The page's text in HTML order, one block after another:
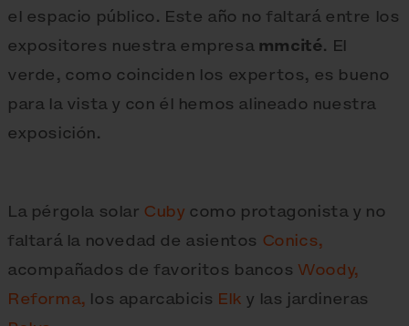
el espacio público. Este año no faltará entre los
expositores nuestra empresa mmcité. El
verde, como coinciden los expertos, es bueno
para la vista y con él hemos alineado nuestra
exposición.
La pérgola solar Cuby como protagonista y no
faltará la novedad de asientos Conics,
acompañados de favoritos bancos Woody,
Reforma, los aparcabicis Elk y las jardineras